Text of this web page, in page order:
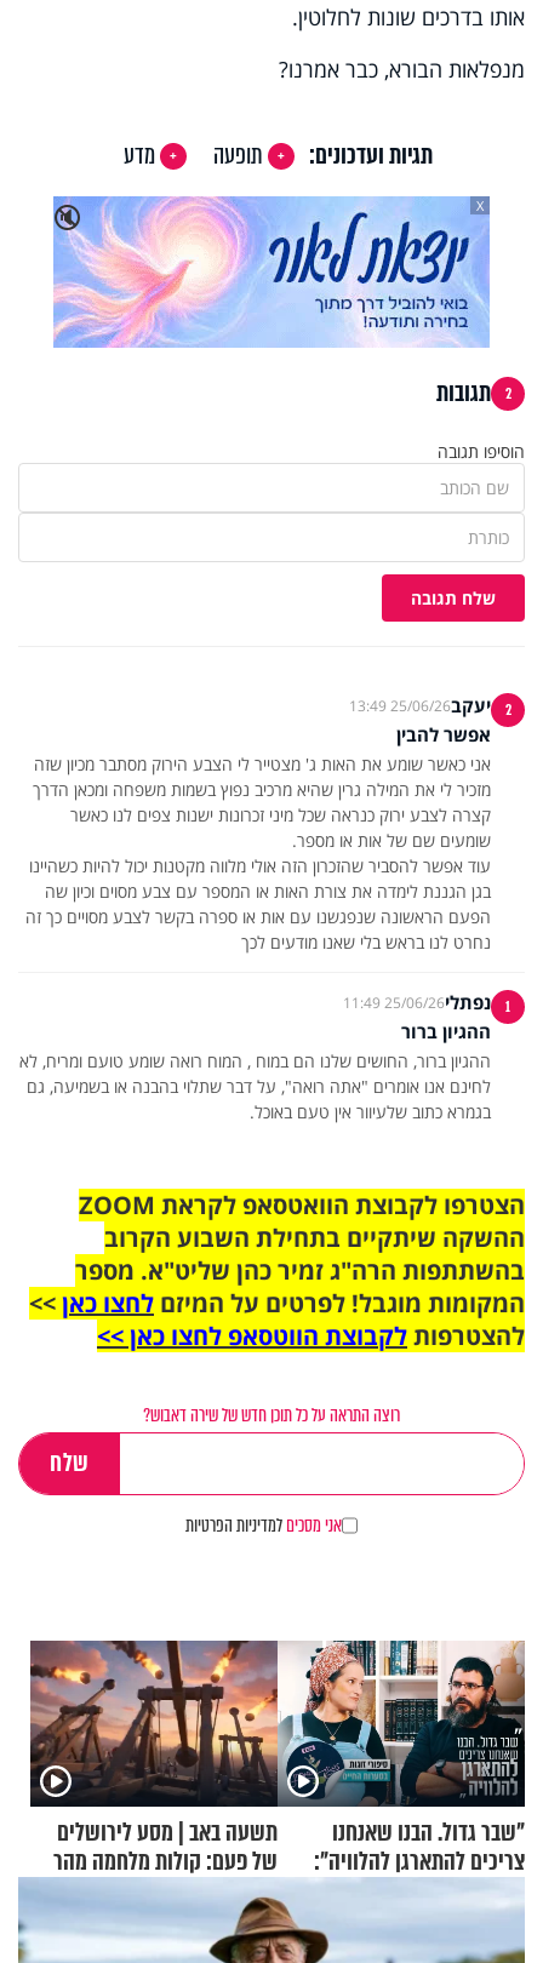
אותו בדרכים שונות לחלוטין.
מנפלאות הבורא, כבר אמרנו?
תגיות ועדכונים: תופעה
מדע
🔇
X
2 תגובות
הוסיפו תגובה
שלח תגובה
2 יעקב25/06/26 13:49
אפשר להבין
אני כאשר שומע את האות ג' מצטייר לי הצבע הירוק מסתבר מכיון שזה
מזכיר לי את המילה גרין שהיא מרכיב נפוץ בשמות משפחה ומכאן הדרך
קצרה לצבע ירוק כנראה שכל מיני זכרונות ישנות צפים לנו כאשר
עוד אפשר להסביר שהזכרון הזה אולי מלווה מקטנות יכול להיות כשהיינו
בגן הגננת לימדה את צורת האות או המספר עם צבע מסוים וכיון שה
הפעם הראשונה שנפגשנו עם אות או ספרה בקשר לצבע מסויים כך זה
נחרט לנו בראש בלי שאנו מודעים לכך
1 נפתלי25/06/26 11:49
ההגיון ברור
ההגיון ברור, החושים שלנו הם במוח , המוח רואה שומע טועם ומריח, לא
לחינם אנו אומרים "אתה רואה", על דבר שתלוי בהבנה או בשמיעה, גם
בגמרא כתוב שלעיוור אין טעם באוכל.
הצטרפו לקבוצת הוואטסאפ לקראת ZOOM
ההשקה שיתקיים בתחילת השבוע הקרוב
בהשתתפות הרה"ג זמיר כהן שליט"א. מספר
המקומות מוגבל! לפרטים על המיזם לחצו כאן>>
להצטרפותלקבוצת הווטסאפ לחצו כאן >>
רוצה התראה על כל תוכן חדש של שירה דאבוש?
אני מסכיםלמדיניות הפרטיות
"שבר גדול. הבנו שאנחנו
צריכים להתארגן להלוויה":
זוגיות במבחן, הפעם עם מרים
וגד דנינו
תשעה באב | מסע לירושלים
של פעם: קולות מלחמה מהר
הזיתים